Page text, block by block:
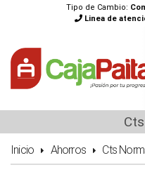
Tipo de Cambio:
Linea de
Inicio Ahorros Cts